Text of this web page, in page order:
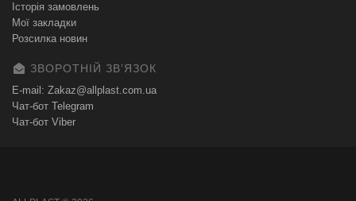
Історія замовлень
Мої закладки
Розсилка новин
ЗВОРОТНІЙ ЗВʼЯЗОК
E-mail: Zakaz@allplast.com.ua
Чат-бот Telegram
Чат-бот Viber